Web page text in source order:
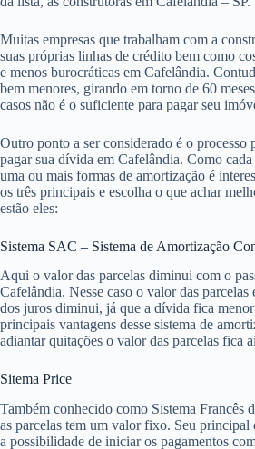
Muitas empresas que trabalham com a
suas próprias linhas de crédito bem como
e menos burocráticas em Cafelândia.
bem menores, girando em torno de 60
casos não é o suficiente para pagar seu
Outro ponto a ser considerado é o processo
pagar sua dívida em Cafelândia. Como
uma ou mais formas de amortização é
os três principais e escolha o que achar
estão eles:
Sistema SAC – Sistema de Amortização
Aqui o valor das parcelas diminui com o
Cafelândia. Nesse caso o valor das parcelas
dos juros diminui, já que a dívida fica
principais vantagens desse sistema de
adiantar quitações o valor das parcelas fica
Sitema Price
Também conhecido como Sistema Francês
as parcelas tem um valor fixo. Seu principal
a possibilidade de iniciar os pagamentos